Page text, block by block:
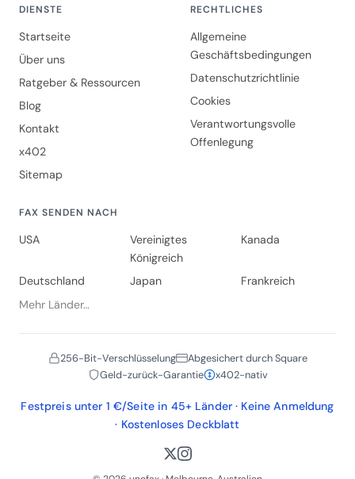
DIENSTE
Startseite
Über uns
Ratgeber & Ressourcen
Blog
Kontakt
x402
Sitemap
RECHTLICHES
Allgemeine
Geschäftsbedingungen
Datenschutzrichtlinie
Cookies
Verantwortungsvolle
Offenlegung
FAX SENDEN NACH
USA
Vereinigtes
Königreich
Kanada
Deutschland Japan
Frankreich
Mehr Länder…
256-Bit-Verschlüsselung
Abgesichert durch Square
Geld-zurück-Garantie
x402-nativ
Festpreis unter 1 €/Seite in 45+ Länder · Keine Anmeldung
· Kostenloses Deckblatt